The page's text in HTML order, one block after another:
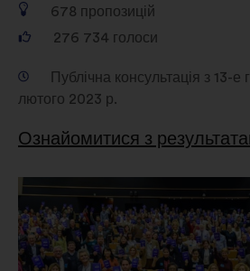
678 пропозицій
276 734 голоси
Публічна консультація з 13-
лютого 2023 р.
Ознайомитися з
Відкрити
в
новій
вкладці